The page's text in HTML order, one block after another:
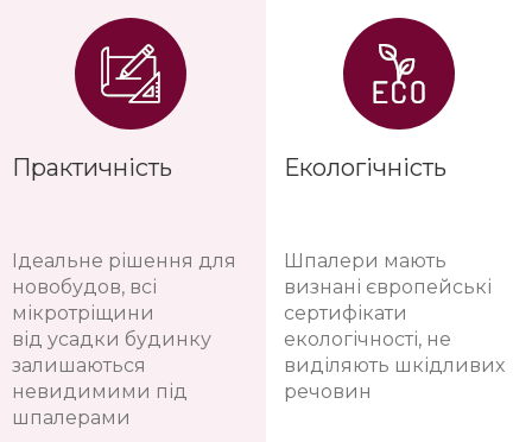
Практичність
Ідеальне рішення для
новобудов, всі
мікротріщини
від усадки будинку
залишаються
невидимими під
шпалерами
Екологічність
Шпалери мають
визнані європейські
сертифікати
екологічності, не
виділяють шкідливих
речовин